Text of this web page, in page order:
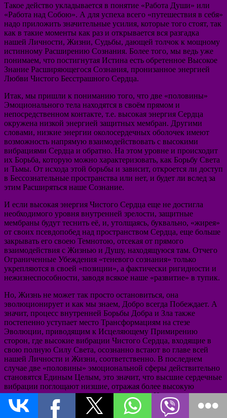
Такое действо укладывается в понятие «Работа Души» или
«Работа над Собою». А для успеха всего «путешествия в себя»
надо приложить значительные усилия, которые того стоят, так
как в такие моменты как раз и открывается вся разгадка
нашей Личности, Жизни, Судьбы, дающей толчок к мощному
истинному Расширению Сознания. Более того, мы ведь уже
понимаем, что постигнутая Истина есть обретенное Высокое
Знание Расширяющегося Сознания, пронизанное энергией
Любви Чистого Бесстрашного Сердца.
Итак, мы пришли к пониманию того, что две «половины»
Эмоционального тела находятся в своём прямом и
непосредственном контакте, т.е. высокая энергия Сердца
окружена низкой энергией защитных мембран. Другими
словами, низкие энергии околосердечных оболочек имеют
возможность напрямую взаимодействовать с высокими
вибрациями Сердца и обратно. На этом уровне и происходит
их Борьба, которую можно характеризовать, как Борьбу Света
и Тьмы. От исхода этой борьбы и зависит, откроется ли доступ
в Бессознательные пространства или нет, и будет ли вслед за
этим Расширяться наше Сознание.
И если высокая энергия Чистого Сердца еще не достигла
необходимого уровня внутренней зрелости, защитные
мембраны будут теснить её, и, утолщаясь, буквально, «жирея»
от своих псевдопобед над пространством Сердца, еще больше
закрывать его своею Темнотою, отсекая от прямого
взаимодействия с Жизнью и Душу, находящуюся там. Отчего
Ограниченные Убеждения «теневого сознания» только
укрепляются в своей «позиции», а фактически ригидности и
нежизнеспособности, заводя всякое наше «развитие» в тупик.
Но, Жизнь не может так просто остановиться, она
эволюционирует и как мы знаем, Добро всегда Побеждает. А
значит, процесс внутренней Борьбы Добра и Зла также
постепенно уступает место Трансформациям на стезе
Эволюции, приводящим к Исцеляющему Примирению
сторон, где высокие вибрации Чистого Сердца, входящие в
свою полную Силу Света, осознанно встают во главе всей
нашей Личности и Жизни, соответственно. В последнем
случае две «половины» эмоциональной сферы действительно
становятся Единым Целым, это значит, что высшие сердечные
вибрации поглощают низшие, отражая более высокую
ступень нашего эволюционного развития. И
позиционируются они все также в нашем «центре»,
совершенно законно и по праву.